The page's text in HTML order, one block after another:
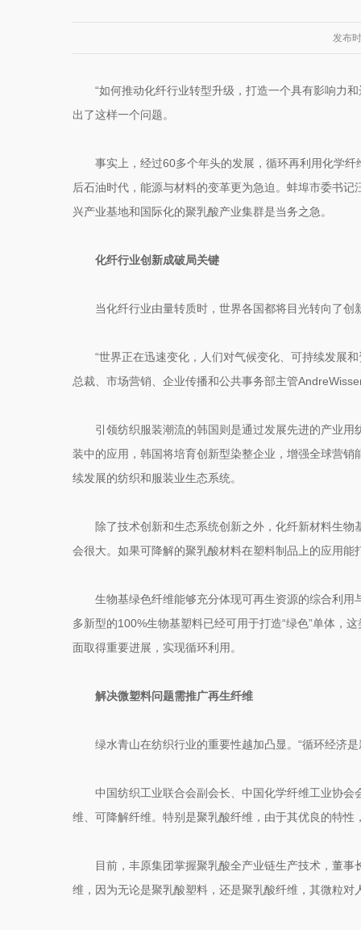
发布
“如何推动化纤行业转型升级，打造一个具有影响力
出了这样一个问题。
事实上，经过60多个年头的发展，循环再利用化学
后石油时代，能源与材料的变革更为急迫。蚌埠市委书
兴产业基地和国际化的聚乳酸产业集群是当务之急。
化纤行业创新成破局关键
当化纤行业由量转质时，世界各国都将目光转向了创
“世界正在迅速变化，人们对气候变化、可持续发展
总裁、市场营销、企业传播和公共事务部主管
引领纺织服装潮流的韩国则是通过发展先进的产业
装中的应用，韩国将培育创新型染整企业，增强全球营
续发展的纺织和服装业生态系统。
除了技术创新和生态系统创新之外，化纤新材料生
会很大。如果可降解的聚乳酸材料在塑料制品上的应用能
生物基绿色纤维能够充分体现可再生资源的综合利
多新型的100%生物基塑料已经可用于打造“绿色”单体，
面取得重要进展，实现循环利用。
解决微塑料问题需推广再生纤维
绿水青山在纺织行业的重要性越加凸显。“循环经济
中国纺织工业联合会副会长、中国化学纤维工业协
维、可降解纤维。特别是聚乳酸纤维，由于其优良的特性
目前，丰原集团掌握聚乳酸全产业链生产技术，董
维，因为无论是聚乳酸塑料，还是聚乳酸纤维，其微粒对